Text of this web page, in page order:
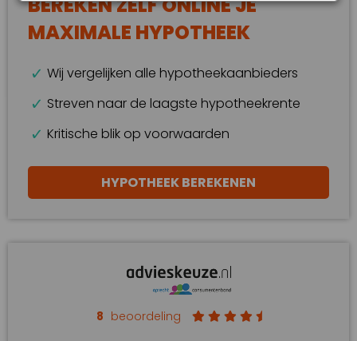
MAXIMALE HYPOTHEEK
Wij vergelijken alle hypotheekaanbieders
Streven naar de laagste hypotheekrente
Kritische blik op voorwaarden
HYPOTHEEK BEREKENEN
8 beoordeling